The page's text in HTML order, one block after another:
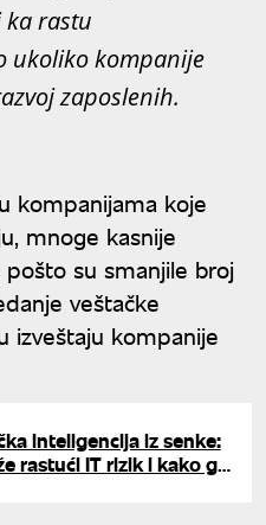
rastu
ukoliko kompanije
zaposlenih.
kompanijama koje
mnoge kasnije
su smanjile broj
veštačke
izveštaju kompanije
inteligencija iz senke:
rastući IT rizik i kako ga